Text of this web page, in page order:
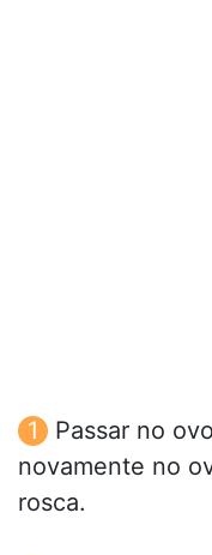
Passar no
novamente no
rosca.